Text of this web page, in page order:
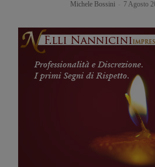
Michele Bossini 7 Agosto